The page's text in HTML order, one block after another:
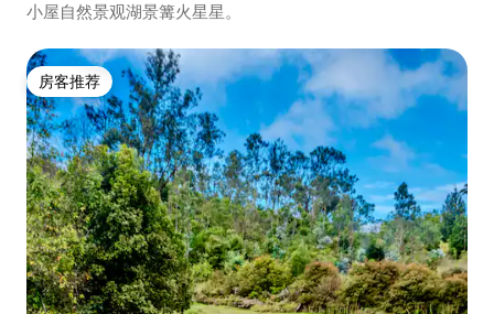
小屋自然景观湖景篝火星星。
房客推荐
房客推荐